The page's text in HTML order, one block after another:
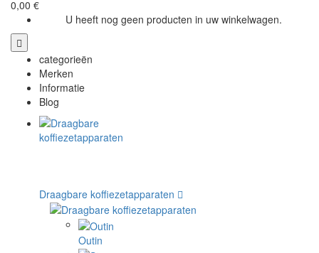
0,00 €
U heeft nog geen producten in uw winkelwagen.
categorieën
Merken
Informatie
Blog
Draagbare koffiezetapparaten
Outin